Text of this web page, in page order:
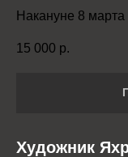
Накануне 8 марта
15 000 р.
Художник